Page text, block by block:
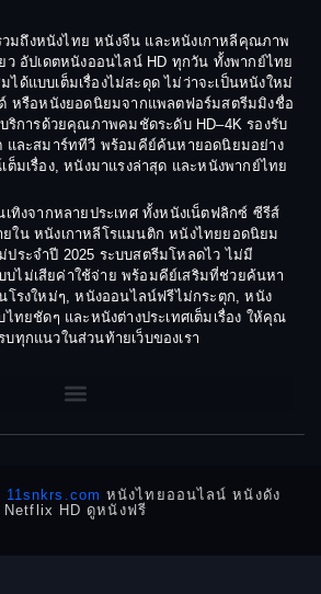
of-age ชีวิตวัยรุ่น
Crime อาชญากรรม
Crime อาชญากรรม
Culture
Dance เต้น
Comedy ตลกร้าย
DC
Detective สืบสวน
1987
1985
1983
1981
1978
1973
1971
1969
1964
มถึงหนังไทย หนังจีน และหนังเกาหลีคุณภาพ
ว อัปเดตหนังออนไลน์ HD ทุกวัน ทั้งพากย์ไทย
ด้แบบเต็มเรื่องไม่สะดุด ไม่ว่าจะเป็นหนังใหม่
หรือหนังยอดนิยมจากแพลตฟอร์มสตรีมมิงชื่อ
บริการด้วยคุณภาพคมชัดระดับ HD–4K รองรับ
และสมาร์ททีวี พร้อมคีย์ค้นหายอดนิยมอย่าง
มเรื่อง, หนังมาแรงล่าสุด และหนังพากย์ไทย
เทิงจากหลายประเทศ ทั้งหนังเน็ตฟลิกซ์ ซีรีส์
ใน หนังเกาหลีโรแมนติก หนังไทยยอดนิยม
ระจำปี 2025 ระบบสตรีมโหลดไว ไม่มี
ไม่เสียค่าใช้จ่าย พร้อมคีย์เสริมที่ช่วยค้นหา
โรงใหม่ๆ, หนังออนไลน์ฟรีไม่กระตุก, หนัง
ทยชัดๆ และหนังต่างประเทศเต็มเรื่อง ให้คุณ
ทุกแนวในส่วนท้ายเว็บของเรา
11snkrs.com หนังไทยออนไลน์ หนังดัง
Netflix HD ดูหนังฟรี